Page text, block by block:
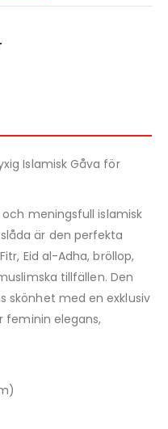
Islamisk Gåva för
meningsfull islamisk
är den perfekta
Eid al-Adha, bröllop,
tillfällen. Den
skönhet med en exklusiv
feminin elegans,